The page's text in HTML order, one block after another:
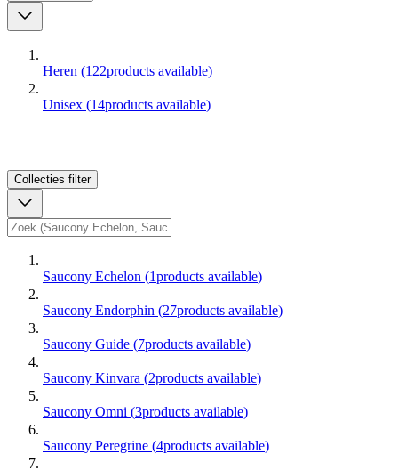
Heren (122products available)
Unisex (14products available)
Collecties filter
Saucony Echelon (1products available)
Saucony Endorphin (27products available)
Saucony Guide (7products available)
Saucony Kinvara (2products available)
Saucony Omni (3products available)
Saucony Peregrine (4products available)